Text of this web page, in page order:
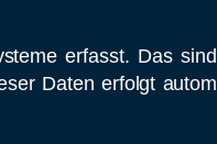
erfasst. Das
Daten erfolgt